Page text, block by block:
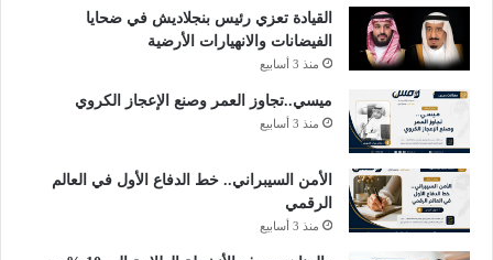
القيادة تعزي رئيس بنجلاديش في ضحايا
الفيضانات والانهيارات الأرضية
منذ 3 أسابيع
ميسي..تجاوز العمر وصنع الإعجاز الكروي
منذ 3 أسابيع
الأمن السيبراني.. خط الدفاع الأول في العالم
الرقمي
منذ 3 أسابيع